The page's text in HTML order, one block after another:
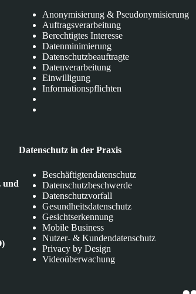
und
Anonymisierung & Pseudonymisierung
Auftragsverarbeitung
Berechtigtes Interesse
Datenminimierung
Datenschutzbeauftragte
Datenverarbeitung
Einwilligung
Informationspflichten
Datenschutz in der Praxis
Beschäftigtendatenschutz
Datenschutzbeschwerde
Datenschutzvorfall
Gesundheitsdatenschutz
Gesichtserkennung
Mobile Business
Nutzer- & Kundendatenschutz
Privacy by Design
Videoüberwachung